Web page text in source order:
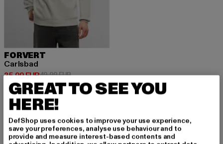
FORVERT
Carlsbad
35,99 EUR
Derzeitiger Preis: 35,99 EUR
49,99 EURAktionspreis: 49,99 EUR
GREAT TO SEE YOU
HERE!
DefShop uses cookies to improve your use experience,
save your preferences, analyse use behaviour and to
provide and measure interest-based contents and